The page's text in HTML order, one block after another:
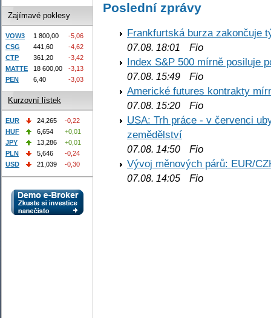
Poslední zprávy
Frankfurtská burza zakončuje
07.08. 18:01
Fio
Index S&P 500 mírně posiluje
07.08. 15:49 Fio
Americké futures kontrakty
07.08. 15:20 Fio
USA: Trh práce - v červenci
zemědělství
07.08. 14:50 Fio
Vývoj měnových párů: EUR/
07.08. 14:05 Fio
Zajímavé poklesy
VOW3 1 800,00
-5,06
CSG
441,60
-4,62
CTP
361,20
-3,42
MATTE
18 600,00
-3,13
PEN
6,40 -3,03
Kurzovní lístek
EUR 24,265
-0,22
HUF
6,654
+0,01
JPY
13,286
+0,01
PLN
5,646
-0,24
USD
21,039 -0,30